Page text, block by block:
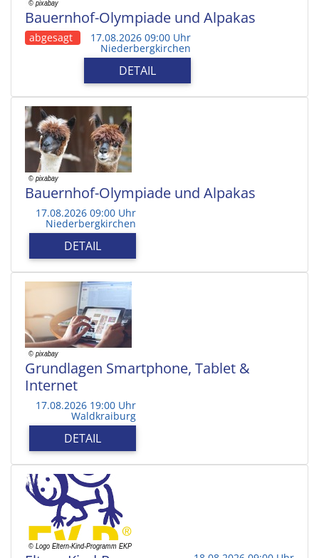
Bauernhof-Olympiade und Alpakas
abgesagt 17.08.2026 09:00 Uhr
Niederbergkirchen
DETAIL
Bauernhof-Olympiade und Alpakas
17.08.2026 09:00 Uhr
Niederbergkirchen
DETAIL
Grundlagen Smartphone, Tablet &
Internet
17.08.2026 19:00 Uhr
Waldkraiburg
DETAIL